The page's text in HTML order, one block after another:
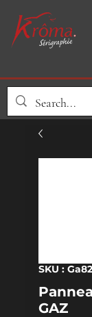
SKU : Ga82
GAZ